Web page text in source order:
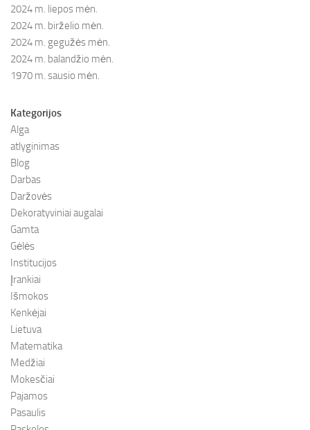
2024 m. liepos mėn.
2024 m. birželio mėn.
2024 m. gegužės mėn.
2024 m. balandžio mėn.
1970 m. sausio mėn.
Kategorijos
Alga
atlyginimas
Blog
Darbas
Daržovės
Dekoratyviniai augalai
Gamta
Gėlės
Institucijos
Įrankiai
Išmokos
Kenkėjai
Lietuva
Matematika
Medžiai
Mokesčiai
Pajamos
Pasaulis